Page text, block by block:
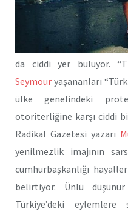
da ciddi yer buluyor.
Seymour yaşananları
ülke genelindeki
otoriterliğine karşı ciddi bir
Radikal Gazetesi yazarı
yenilmezlik imajının
cumhurbaşkanlığı
belirtiyor. Ünlü
Türkiye’deki